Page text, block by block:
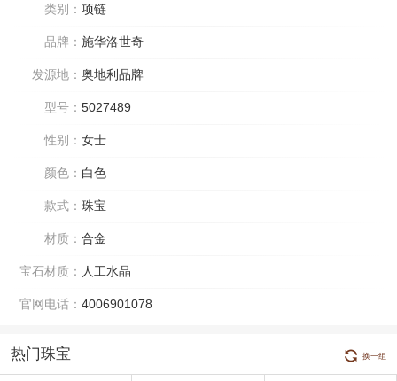
类别： 项链
品牌： 施华洛世奇
发源地： 奥地利品牌
型号： 5027489
性别： 女士
颜色： 白色
款式： 珠宝
材质： 合金
宝石材质： 人工水晶
官网电话： 4006901078
热门珠宝 换一组